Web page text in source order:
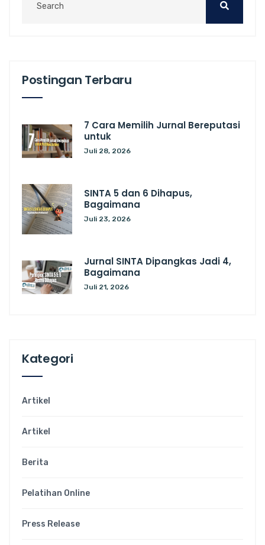
Postingan Terbaru
7 Cara Memilih Jurnal Bereputasi
untuk
Juli 28, 2026
SINTA 5 dan 6 Dihapus,
Bagaimana
Juli 23, 2026
Jurnal SINTA Dipangkas Jadi 4,
Bagaimana
Juli 21, 2026
Kategori
Artikel
Artikel
Berita
Pelatihan Online
Press Release